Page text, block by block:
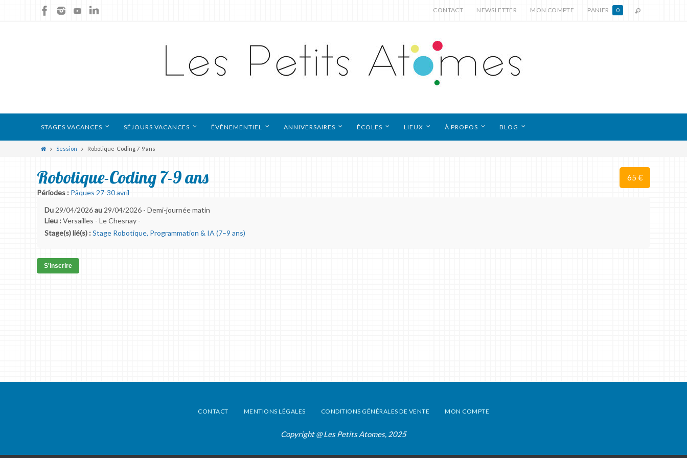
CONTACT NEWSLETTER MON COMPTE PANIER 0
STAGES VACANCES SÉJOURS VACANCES ÉVÉNEMENTIEL ANNIVERSAIRES ÉCOLES LIEUX À PROPOS BLOG
Session Robotique-Coding 7-9 ans
65 €
Robotique-Coding 7-9 ans
Périodes : Pâques 27-30 avril
Du 29/04/2026au 29/04/2026 - Demi-journée matin
Lieu :Versailles - Le Chesnay -
Stage(s) lié(s) :Stage Robotique, Programmation & IA (7–9 ans)
S'inscrire
CONTACT MENTIONS LÉGALES CONDITIONS GÉNÉRALES DE VENTE MON COMPTE
Copyright @ Les Petits Atomes, 2025